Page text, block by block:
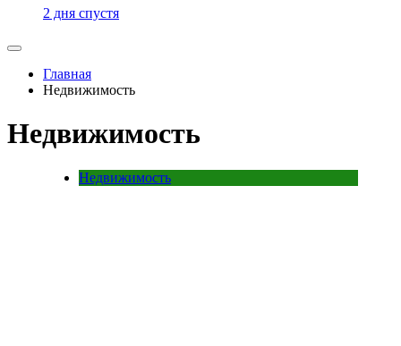
2 дня спустя
Главная
Недвижимость
Недвижимость
Недвижимость